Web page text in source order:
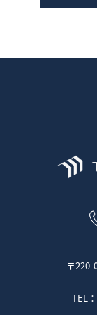
〒
TEL